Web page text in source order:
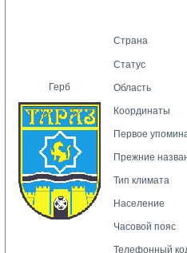
Герб
Страна
Статус
Область
Координаты
Первое
Прежние
Тип климата
Население
Часовой пояс
Телефонный